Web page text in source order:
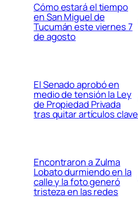
Cómo estará el tiempo
en San Miguel de
Tucumán este viernes 7
de agosto
El Senado aprobó en
medio de tensión la Ley
de Propiedad Privada
tras quitar artículos clave
Encontraron a Zulma
Lobato durmiendo en la
calle y la foto generó
tristeza en las redes